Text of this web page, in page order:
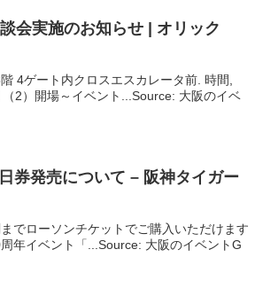
会実施のお知らせ | オリック
4ゲート内クロスエスカレータ前. 時間,
2）開場～イベント...Source: 大阪のイベ
券発売について – 阪神タイガー
でローソンチケットでご購入いただけます
年イベント「...Source: 大阪のイベントG